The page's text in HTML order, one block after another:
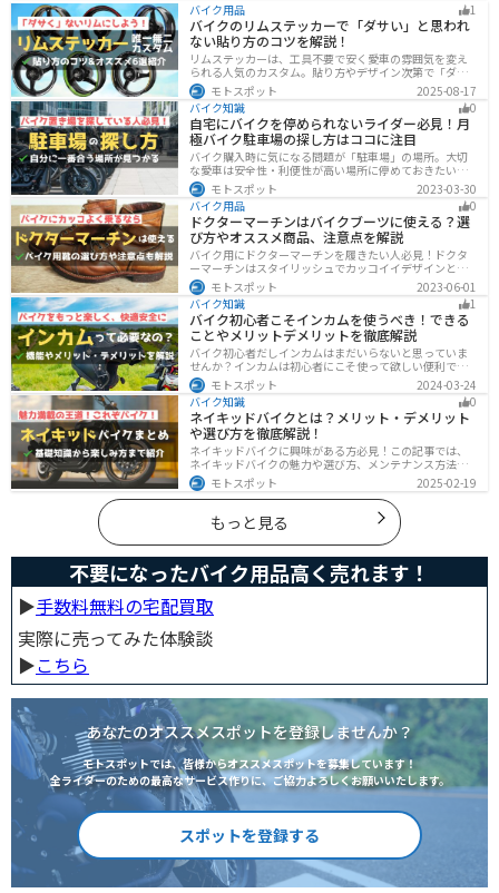
バイク用品 1
バイクのリムステッカーで「ダサい」と思われ
ない貼り方のコツを解説！
リムステッカーは、工具不要で安く愛車の雰囲気を変え
られる人気のカスタム。貼り方やデザイン次第で「ダサ
い」仕上がりになることも。本記事では失敗例や選び
方、きれいに貼るコツからおすすめ商品まで詳しく紹
介。初心者でも安心して足回りをカッコよくドレスアッ
プできます。
モトスポット
2025-08-17
バイク知識
0
自宅にバイクを停められないライダー必見！月
極バイク駐車場の探し方はココに注目
バイク購入時に気になる問題が「駐車場」の場所。大切
な愛車は安全性・利便性が高い場所に停めておきたいで
すよね？ 当記事ではそんな駐車場選びについて解説して
います。すでにバイクを持っていて、新しい駐車場を探
している人もぜひ参考にしてくださいね。
モトスポット
2023-03-30
バイク用品
0
ドクターマーチンはバイクブーツに使える？選
び方やオススメ商品、注意点を解説
バイク用にドクターマーチンを履きたい人必見！ドクタ
ーマーチンはスタイリッシュでカッコイイデザインと高
い機能性で快適なライディングが可能です。バイク用ブ
ーツで選ぶべきポイントや注意点などまとめましたの
で、バイクブーツを探している人は参考にしてくださ
い。
モトスポット
2023-06-01
バイク知識
1
バイク初心者こそインカムを使うべき！できる
ことやメリットデメリットを徹底解説
バイク初心者だしインカムはまだいらないと思っていま
せんか？インカムは初心者にこそ使って欲しい便利で安
全に運転するための機器です。インカムでできることや
メリットデメリットなどまとめましたので、気になって
いる人はぜひ参考にしてください。
モトスポット
2024-03-24
バイク知識
0
ネイキッドバイクとは？メリット・デメリット
や選び方を徹底解説！
ネイキッドバイクに興味がある方必見！この記事では、
ネイキッドバイクの魅力や選び方、メンテナンス方法な
どを解説しています。実は、ネイキッドバイクは、操作
性に優れており、初心者にも優しいバイクです。この記
事を読めば、ネイキッドバイクへの理解が深まります。
モトスポット 2025-02-19
もっと見る
不要になったバイク用品高く売れます！
▶︎手数料無料の宅配買取
実際に売ってみた体験談
▶︎こちら
あなたのオススメスポットを登録しませんか？
モトスポットでは、皆様からオススメスポットを募集しています！
全ライダーのための最高なサービス作りに、ご協力よろしくお願いいたします。
スポットを登録する